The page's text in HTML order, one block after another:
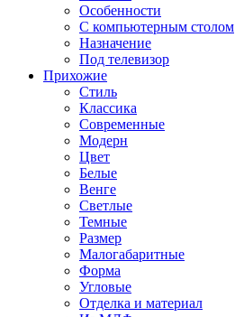
Особенности
С компьютерным столом
Назначение
Под телевизор
Прихожие
Стиль
Классика
Современные
Модерн
Цвет
Белые
Венге
Светлые
Темные
Размер
Малогабаритные
Форма
Угловые
Отделка и материал